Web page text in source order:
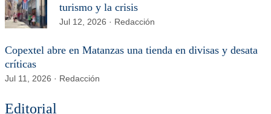
turismo y la crisis
Jul 12, 2026 · Redacción
Copextel abre en Matanzas una tienda en divisas y desata
críticas
Jul 11, 2026 · Redacción
Editorial